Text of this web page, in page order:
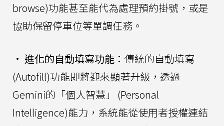
browse)功能甚至能代為處理預約掛號，或是
協助保留停車位等單調任務。
• 進化的自動填寫功能： 傳統的自動填寫
(Autofill)功能即將迎來顯著升級，透過
Gemini的「個人智慧」 (Personal
Intelligence)能力，系統能從使用者授權連結